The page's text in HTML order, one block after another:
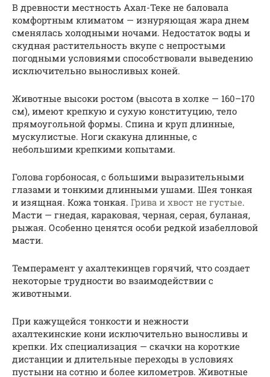
В древности местность Ахал-Теке не баловала
комфортным климатом — изнуряющая жара днем
сменялась холодными ночами. Недостаток воды и
скудная растительность вкупе с непростыми
погодными условиями способствовали выведению
исключительно выносливых коней.
Животные высоки ростом (высота в холке — 160–170
см), имеют крепкую и сухую конституцию, тело
прямоугольной формы. Спина и круп длинные,
мускулистые. Ноги скакуна длинные, с
небольшими крепкими копытами.
Голова горбоносая, с большими выразительными
глазами и тонкими длинными ушами. Шея тонкая
и изящная. Кожа тонкая. Грива и хвост не густые.
Масти — гнедая, караковая, черная, серая, буланая,
рыжая. Особенно ценятся особи редкой изабелловой
масти.
Темперамент у ахалтекинцев горячий, что создает
некоторые трудности во взаимодействии с
животными.
При кажущейся тонкости и нежности
ахалтекинские кони исключительно выносливы и
крепки. Их специализация — скачки на короткие
дистанции и длительные переходы в условиях
пустыни на сотню и более километров. Животные